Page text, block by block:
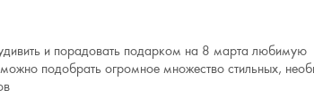
и порадовать подарком на 8 марта любимую
подобрать огромное множество стильных,